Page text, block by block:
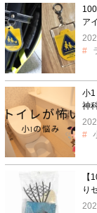
ア
小1
神
【
り